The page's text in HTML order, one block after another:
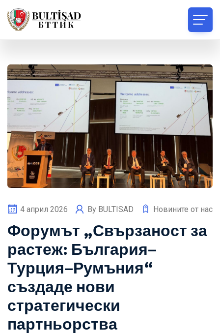
4 април 2026 By BULTISAD Новините от нас
Форумът „Свързаност за
растеж: България–
Турция–Румъния“
създаде нови
стратегически
партньорства